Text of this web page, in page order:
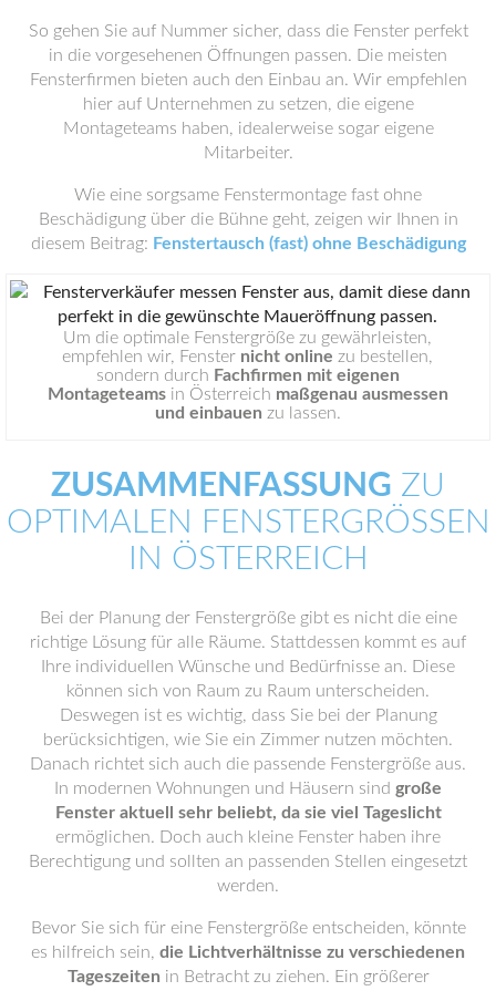
So gehen Sie auf Nummer sicher, dass die Fenster perfekt
in die vorgesehenen Öffnungen passen. Die meisten
Fensterfirmen bieten auch den Einbau an. Wir empfehlen
hier auf Unternehmen zu setzen, die eigene
Montageteams haben, idealerweise sogar eigene
Mitarbeiter.
Wie eine sorgsame Fenstermontage fast ohne
Beschädigung über die Bühne geht, zeigen wir Ihnen in
diesem Beitrag: Fenstertausch (fast) ohne Beschädigung
Um die optimale Fenstergröße zu gewährleisten,
empfehlen wir, Fenster nicht online zu bestellen,
sondern durch Fachfirmen mit eigenen
Montageteamsin Österreich maßgenau ausmessen
und einbauen zu lassen.
ZUSAMMENFASSUNG ZU
OPTIMALEN FENSTERGRÖSSEN I
N ÖSTERREICH
Bei der Planung der Fenstergröße gibt es nicht die eine
richtige Lösung für alle Räume. Stattdessen kommt es auf
Ihre individuellen Wünsche und Bedürfnisse an. Diese
können sich von Raum zu Raum unterscheiden.
Deswegen ist es wichtig, dass Sie bei der Planung
berücksichtigen, wie Sie ein Zimmer nutzen möchten.
Danach richtet sich auch die passende Fenstergröße aus.
In modernen Wohnungen und Häusern sind große
Fenster aktuell sehr beliebt, da sie viel Tageslicht
ermöglichen. Doch auch kleine Fenster haben ihre
Berechtigung und sollten an passenden Stellen eingesetzt
werden.
Bevor Sie sich für eine Fenstergröße entscheiden, könnte
es hilfreich sein, die Lichtverhältnisse zu verschiedenen
Tageszeiten in Betracht zu ziehen. Ein größerer